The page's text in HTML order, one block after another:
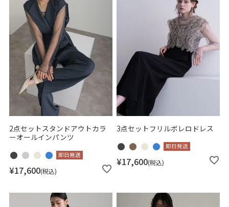
2点セットスタンドアウトカラ
ーオールインパンツ
即日発送
¥17,600 税込
3点セットフリルボレロドレス
即日発送
¥17,600 税込